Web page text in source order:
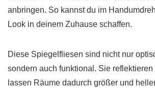
anbringen. So kannst du im
Look in deinem Zuhause schaffen.
Diese Spiegelfliesen sind nicht nur
sondern auch funktional. Sie reflektieren
lassen Räume dadurch größer und